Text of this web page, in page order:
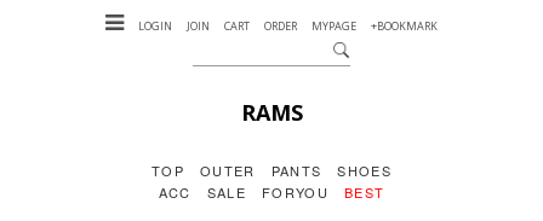
LOGIN JOIN CART ORDER MYPAGE +BOOKMARK
RAMS
TOP OUTER PANTS
SHOES
ACC
SALE FORYOU BEST